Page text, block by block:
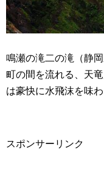
鳴瀬の滝二の滝（静
町の間を流れる、天
は豪快に水飛沫を味
スポンサーリンク